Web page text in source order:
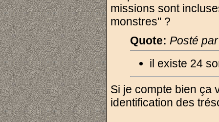
missions sont
monstres" ?
Quote: Posté
il existe 24
Si je compte bien ça
identification des